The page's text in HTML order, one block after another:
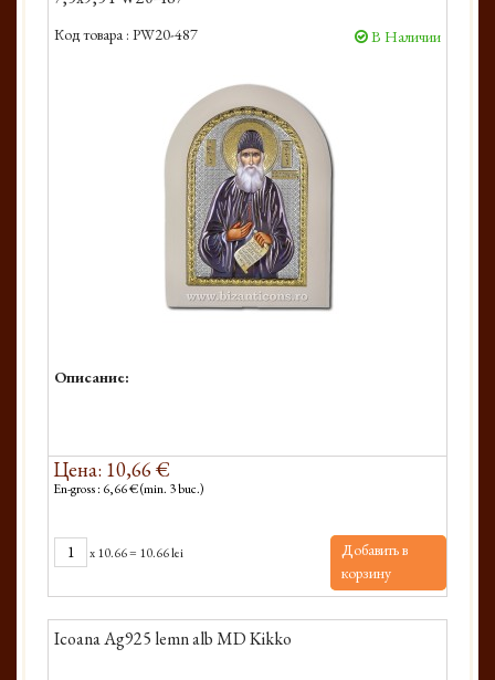
Код товара : PW20-487 В Наличии
Описание:
Цена: 10,66 €
En-gross : 6,66 € (min. 3 buc.)
x10.66= 10.66 lei
Добавить в
корзину
Icoana Ag925 lemn alb MD Kikko